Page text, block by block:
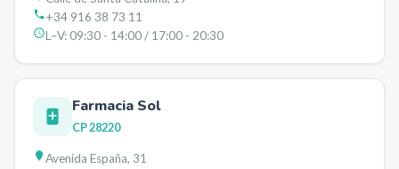
+34 916 38 73 11
L–V:09:30 - 14:00 / 17:00 - 20:30
Farmacia Sol
CP28220
Avenida España, 31